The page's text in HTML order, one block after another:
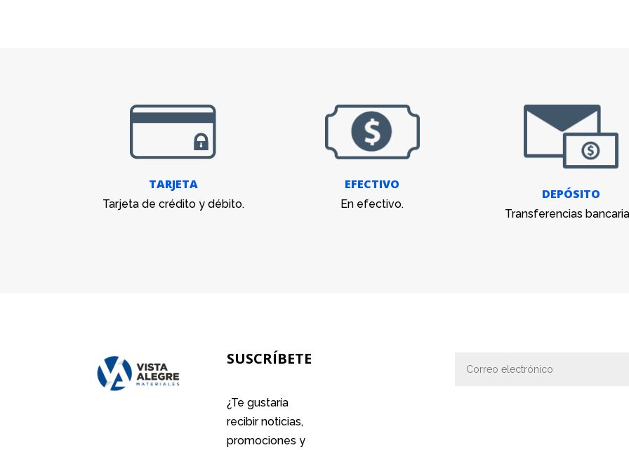
TARJETA
Tarjeta de crédito y débito.
EFECTIVO
En efectivo.
DEPÓSITO
Transferencias
SUSCRÍBETE
¿Te gustaría
recibir noticias,
promociones y